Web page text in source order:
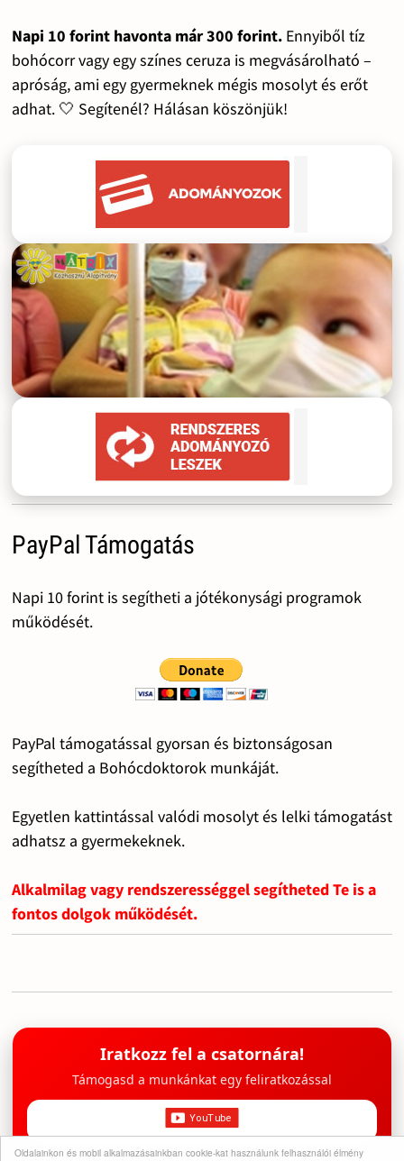
Oldalainkon és mobil alkalmazásainkban cookie-kat használunk felhasználói élmény
Napi 10 forint havonta már 300 forint.Ennyiből tíz
bohócorr vagy egy színes ceruza is megvásárolható –
apróság, ami egy gyermeknek mégis mosolyt és erőt
adhat. 🤍 Segítenél? Hálásan köszönjük!
PayPal Támogatás
Napi 10 forint is segítheti a jótékonysági programok
működését.
PayPal támogatással gyorsan és biztonságosan
segítheted a Bohócdoktorok munkáját.
Egyetlen kattintással valódi mosolyt és lelki támogatást
adhatsz a gyermekeknek.
Alkalmilag vagy rendszerességgel segítheted Te is a
fontos dolgok működését.
Iratkozz fel a csatornára!
Támogasd a munkánkat egy feliratkozással